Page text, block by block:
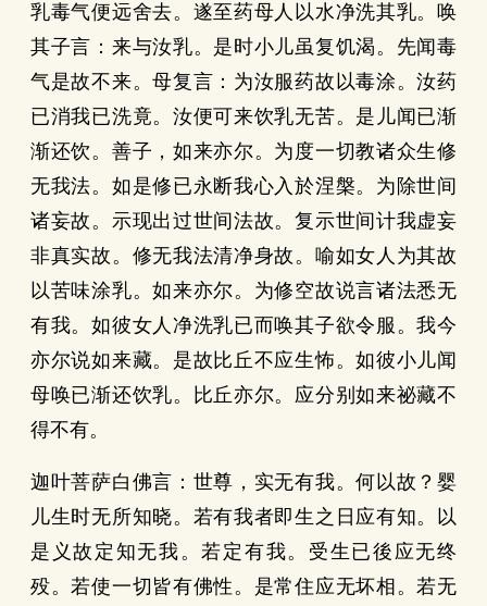
乳毒气便远舍去。遂至药母人以水净洗其乳。唤
其子言：来与汝乳。是时小儿虽复饥渴。先闻毒
气是故不来。母复言：为汝服药故以毒涂。汝药
已消我已洗竟。汝便可来饮乳无苦。是儿闻已渐
渐还饮。善子，如来亦尔。为度一切教诸众生修
无我法。如是修已永断我心入於涅槃。为除世间
诸妄故。示现出过世间法故。复示世间计我虚妄
非真实故。修无我法清净身故。喻如女人为其故
以苦味涂乳。如来亦尔。为修空故说言诸法悉无
有我。如彼女人净洗乳已而唤其子欲令服。我今
亦尔说如来藏。是故比丘不应生怖。如彼小儿闻
母唤已渐还饮乳。比丘亦尔。应分别如来祕藏不
得不有。
迦叶菩萨白佛言：世尊，实无有我。何以故？婴
儿生时无所知晓。若有我者即生之日应有知。以
是义故定知无我。若定有我。受生已後应无终
殁。若使一切皆有佛性。是常住应无坏相。若无